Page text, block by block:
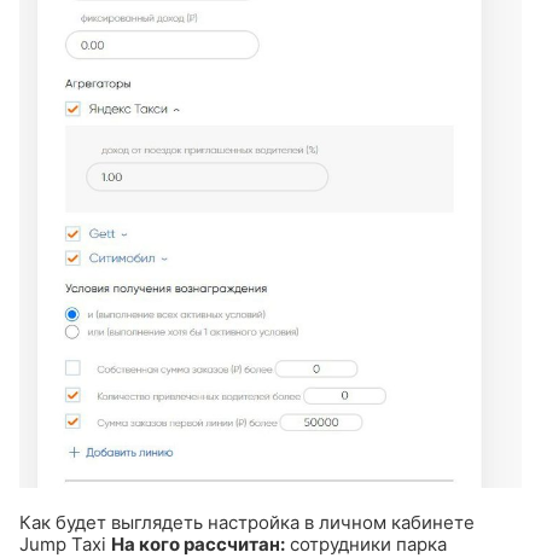
Как будет выглядеть настройка в личном кабинете
Jump Taxi На кого рассчитан: сотрудники парка